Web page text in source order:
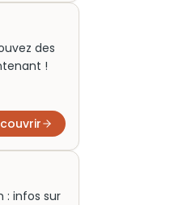
des
!
: infos sur